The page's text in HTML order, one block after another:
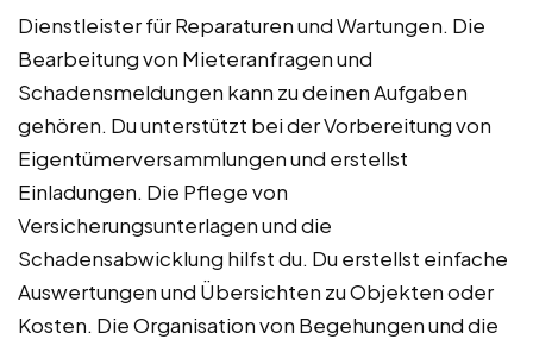
Dienstleister für Reparaturen und Wartungen. Die
Bearbeitung von Mieteranfragen und
Schadensmeldungen kann zu deinen Aufgaben
gehören. Du unterstützt bei der Vorbereitung von
Eigentümerversammlungen und erstellst
Einladungen. Die Pflege von
Versicherungsunterlagen und die
Schadensabwicklung hilfst du. Du erstellst einfache
Auswertungen und Übersichten zu Objekten oder
Kosten. Die Organisation von Begehungen und die